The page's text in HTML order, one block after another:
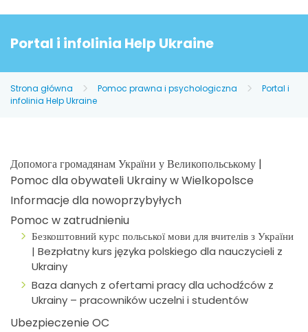
Portal i infolinia Help Ukraine
Strona główna Pomoc prawna i psychologiczna
Portal i
infolinia Help Ukraine
Допомога громадянам України у Великопольському |
Pomoc dla obywateli Ukrainy w Wielkopolsce
Informacje dla nowoprzybyłych
Pomoc w zatrudnieniu
Безкоштовний курс польської мови для вчителів з України
| Bezpłatny kurs języka polskiego dla nauczycieli z
Ukrainy
Baza danych z ofertami pracy dla uchodźców z
Ukrainy – pracowników uczelni i studentów
Ubezpieczenie OC